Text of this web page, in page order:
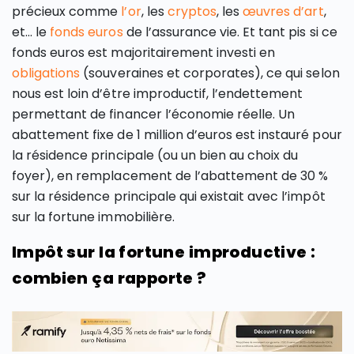
précieux comme l’or, les cryptos, lesœuvres d’art,
et… le fonds euros de l’assurance vie. Et tant pis si ce
fonds euros est majoritairement investi en
obligations (souveraines et corporates), ce qui selon
nous est loin d’être improductif, l’endettement
permettant de financer l’économie réelle. Un
abattement fixe de 1 million d’euros est instauré pour
la résidence principale (ou un bien au choix du
foyer), en remplacement de l’abattement de 30 %
sur la résidence principale qui existait avec l’impôt
sur la fortune immobilière.
Impôt sur la fortune improductive :
combien ça rapporte ?